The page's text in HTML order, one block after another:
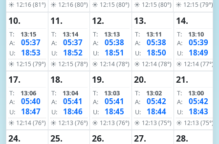
☀ 12:16 (81°) ☀ 12:16 (80°) ☀ 12:15 (80°) ☀ 12:15 (80°) ☀ 12:15 (79°)
10.
T:
13:15
A:
05:37
U: 18:53
☀ 12:15 (79°)
11.
T:
13:14
A:
05:37
U: 18:52
☀ 12:15 (78°)
12.
T:
13:13
A:
05:38
U: 18:51
☀ 12:14 (78°)
13.
T:
13:11
A:
05:38
U: 18:50
☀ 12:14 (78°)
14.
T:
13:10
A:
05:39
U: 18:49
☀ 12:14 (77°)
17.
T:
13:06
A:
05:40
U: 18:47
☀ 12:14 (76°)
18.
T:
13:04
A:
05:41
U: 18:46
☀ 12:13 (76°)
19.
T:
13:03
A:
05:41
U: 18:45
☀ 12:13 (76°)
20.
T:
13:02
A:
05:42
U: 18:44
☀ 12:13 (75°)
21.
T:
13:00
A:
05:42
U: 18:43
☀ 12:13 (75°)
24. 25. 26. 27. 28.